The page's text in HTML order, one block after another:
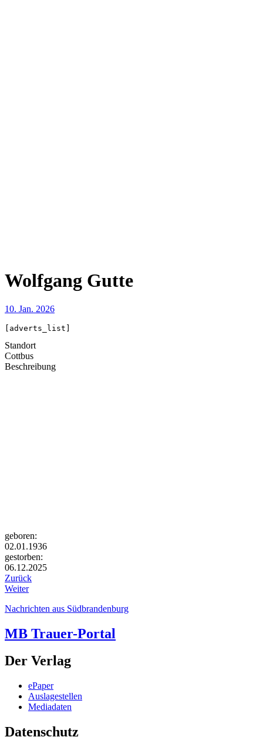
Wolfgang Gutte
10. Jan. 2026
[adverts_list]
Standort
Cottbus
Beschreibung
geboren:
02.01.1936
gestorben:
06.12.2025
Zurück
Weiter
Nachrichten aus Südbrandenburg
MB Trauer-Portal
Der Verlag
ePaper
Auslagestellen
Mediadaten
Datenschutz